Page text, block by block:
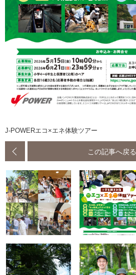
J-POWERエコ×エネ体験ツアー
この記事へ戻る